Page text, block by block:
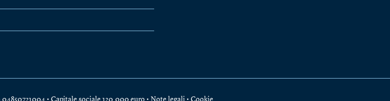
• Capitale sociale 120.000 euro • Note legali • Cookie